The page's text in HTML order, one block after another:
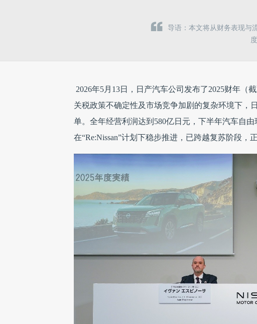
导语：本文将从财务表现与
2026年5月13日，日产汽车公司发布了2025财年（
关税政策不确定性及市场竞争加剧的复杂环境下，
单。全年经营利润达到580亿日元，下半年汽车自
在“Re:Nissan”计划下稳步推进，已跨越复苏阶段，